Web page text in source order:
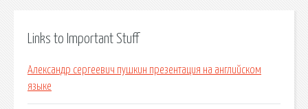
Links to Important Stuff
Александр сергеевич пушкин презентация на английском
языке